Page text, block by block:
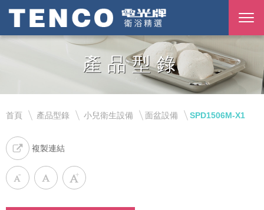
產品型錄
首頁 產品型錄 小兒衛生設備 面盆設備 SPD1506M-X1
複製連結